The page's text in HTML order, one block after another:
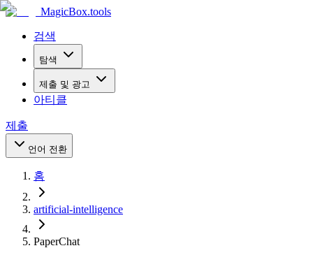
MagicBox.tools
검색
탐색
제출 및 광고
아티클
제출
언어 전환
홈
artificial-intelligence
PaperChat